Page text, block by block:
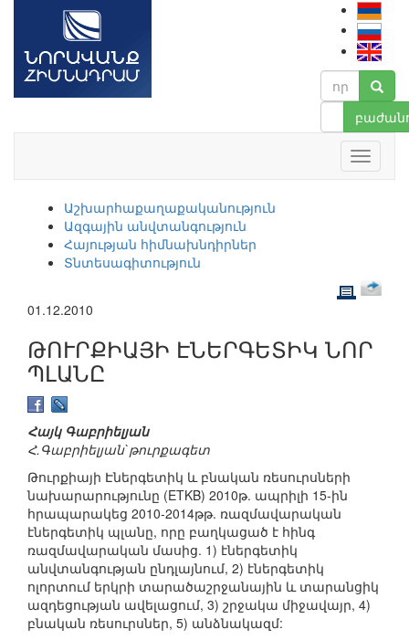
Աշխարհաքաղաքականություն
Ազգային անվտանգություն
Հայության հիմնախնդիրներ
Տնտեսագիտություն
01.12.2010
ԹՈՒՐՔԻԱՅԻ ԷՆԵՐԳԵՏԻԿ ՆՈՐ
ՊԼԱՆԸ
Հայկ Գաբրիելյան
Հ.Գաբրիելյան`թուրքագետ
Թուրքիայի Էներգետիկ և բնական ռեսուրսների
նախարարությունը (ETKB) 2010թ. ապրիլի 15-ին
հրապարակեց 2010-2014թթ. ռազմավարական
էներգետիկ պլանը, որը բաղկացած է հինգ
ռազմավարական մասից. 1) էներգետիկ
անվտանգության ընդլայնում, 2) էներգետիկ
ոլորտում երկրի տարածաշրջանային և տարանցիկ
ազդեցության ավելացում, 3) շրջակա միջավայր, 4)
բնական ռեսուրսներ, 5) անձնակազմ: